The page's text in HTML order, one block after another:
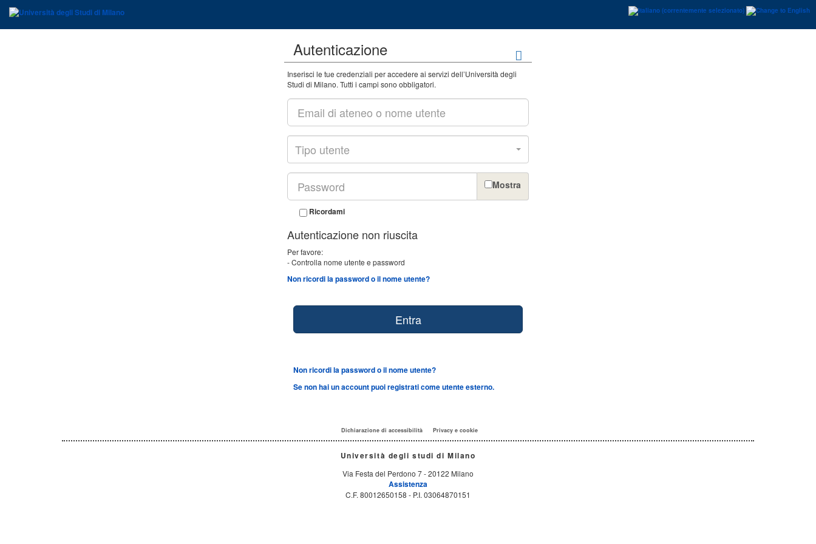
Autenticazione
Inserisci le tue credenziali per accedere ai servizi dell’Università degli
Studi di Milano. Tutti i campi sono obbligatori.
Tipo utente
Mostra
Ricordami
Autenticazione non riuscita
Per favore:
- Controlla nome utente e password
Non ricordi la password o il nome utente?
Non ricordi la password o il nome utente?
Se non hai un account puoi registrati come utente esterno.
Firma Dichiarazione di accessibilità Privacy e cookie
Università degli studi di Milano
Via Festa del Perdono 7 - 20122 Milano
Assistenza
C.F. 80012650158 - P.I. 03064870151